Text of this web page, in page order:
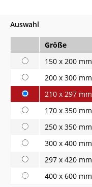
Auswahl
Größe
150 x 200 mm
200 x 300 mm
210 x 297 mm
170 x 350 mm
250 x 350 mm
300 x 400 mm
297 x 420 mm
400 x 600 mm